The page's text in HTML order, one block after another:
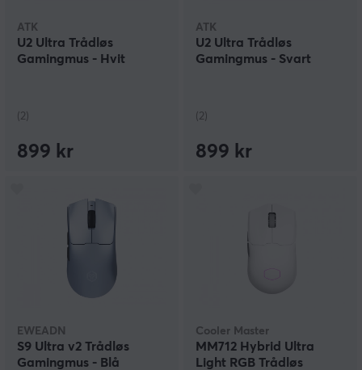
ATK
U2 Ultra Trådløs
Gamingmus - Hvit
(2)
899 kr
ATK
U2 Ultra Trådløs
Gamingmus - Svart
(2)
899 kr
EWEADN
S9 Ultra v2 Trådløs
Gamingmus - Blå
Cooler Master
MM712 Hybrid Ultra
Light RGB Trådløs